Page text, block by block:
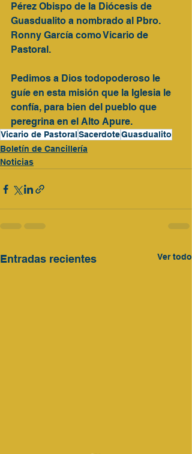
Pérez Obispo de la Diócesis de
Guasdualito a nombrado al Pbro.
Ronny García como Vicario de
Pastoral.
Pedimos a Dios todopoderoso le
guíe en esta misión que la Iglesia le
confía, para bien del pueblo que
peregrina en el Alto Apure.
Vicario de PastoralSacerdoteGuasdualito
Boletín de Cancillería
Noticias
Entradas recientes Ver todo